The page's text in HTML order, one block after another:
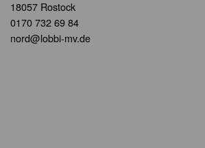
18057 Rostock
0170 732 69 84
nord@lobbi-mv.de